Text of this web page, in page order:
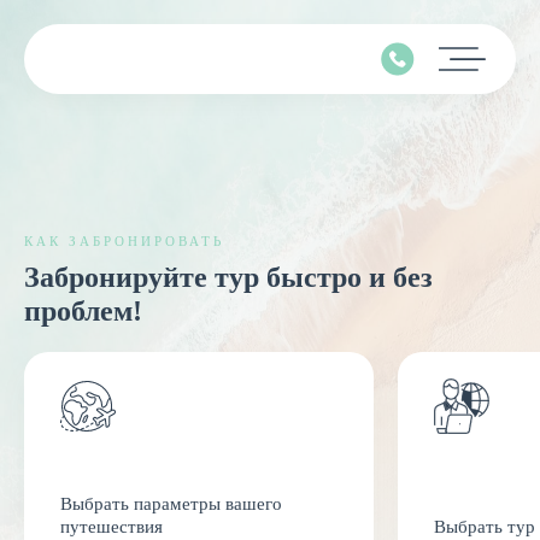
Горящие туры
BestSeller
Экскурсионные туры
Страны
КАК ЗАБРОНИРОВАТЬ
Забронируйте тур быстро и без
проблем!
Выбрать параметры вашего
путешествия
Выбрать